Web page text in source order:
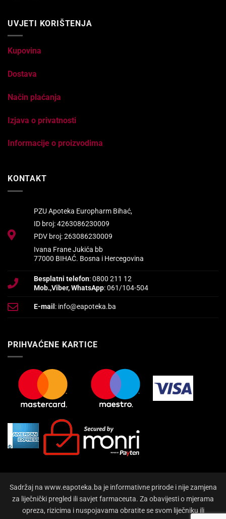
UVJETI KORIŠTENJA
Kupovina
Dostava
Način plaćanja
Izjava o privatnosti
Informacije o proizvodima
KONTAKT
PZU Apoteka Europharm Bihać,
ID broj: 4263086230009
PDV broj: 263086230009
Ivana Frane Jukića bb
77000 BIHAĆ. Bosna i Hercegovina
Besplatni telefon: 0800 211 12
Mob.,Viber, WhatsApp: 061/104-504
E-mail : info@eapoteka.ba
PRIHVAĆENE KARTICE
Sadržaj na www.eapoteka.ba je informativne prirode i nije zamjena
za liječnički pregled ili savjet farmaceuta. Za obavijesti o mjerama
opreza, rizicima i nuspojavama obratite se svom liječniku ili